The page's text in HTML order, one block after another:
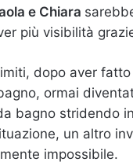
e Chiara
più visibilità
dopo aver
ormai
bagno stridendo
un altro
impossibile.